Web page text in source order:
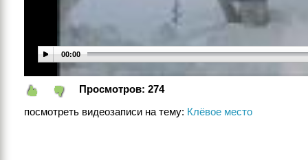
00:00
Просмотров: 274
посмотреть видеозаписи на тему: Клёвое место